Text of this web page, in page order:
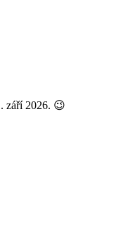
září 2026. 😉